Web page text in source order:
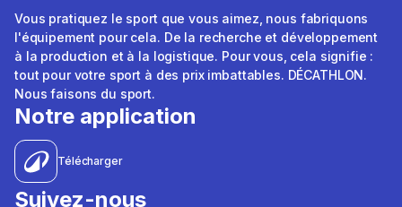
Vous pratiquez le sport que vous aimez, nous fabriquons
l'équipement pour cela. De la recherche et développement
à la production et à la logistique. Pour vous, cela signifie :
tout pour votre sport à des prix imbattables. DÉCATHLON.
Nous faisons du sport.
Notre application
Télécharger
Suivez-nous